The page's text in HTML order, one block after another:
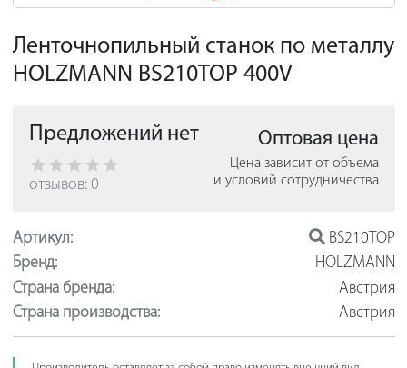
Ленточнопильный станок по металлу
HOLZMANN BS210TOP 400V
Предложений нет
отзывов: 0
Оптовая цена
Цена зависит от объема
и условий сотрудничества
Артикул:
BS210TOP
Бренд:
HOLZMANN
Страна бренда:
Австрия
Страна производства:
Австрия